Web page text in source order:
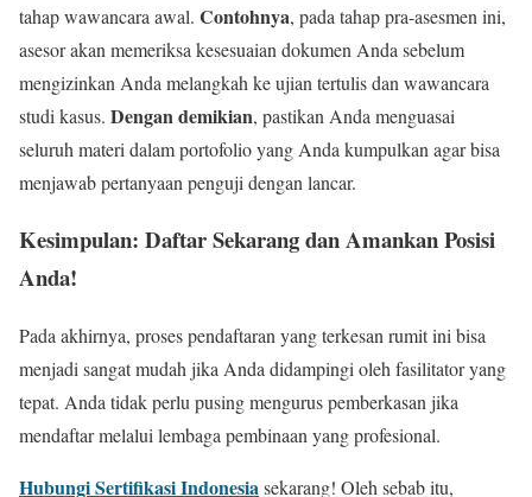
tahap wawancara awal. Contohnya, pada tahap pra-asesmen ini,
asesor akan memeriksa kesesuaian dokumen Anda sebelum
mengizinkan Anda melangkah ke ujian tertulis dan wawancara
studi kasus. Dengan demikian, pastikan Anda menguasai
seluruh materi dalam portofolio yang Anda kumpulkan agar bisa
menjawab pertanyaan penguji dengan lancar.
Kesimpulan: Daftar Sekarang dan Amankan Posisi
Anda!
Pada akhirnya, proses pendaftaran yang terkesan rumit ini bisa
menjadi sangat mudah jika Anda didampingi oleh fasilitator yang
tepat. Anda tidak perlu pusing mengurus pemberkasan jika
mendaftar melalui lembaga pembinaan yang profesional.
Hubungi Sertifikasi Indonesiasekarang! Oleh sebab itu,